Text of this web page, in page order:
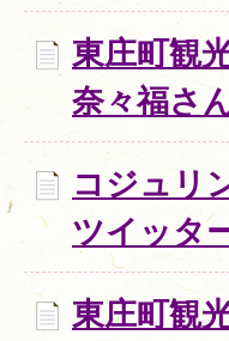
東庄町観
奈々福さ
コジュリ
ツイッタ
東庄町観